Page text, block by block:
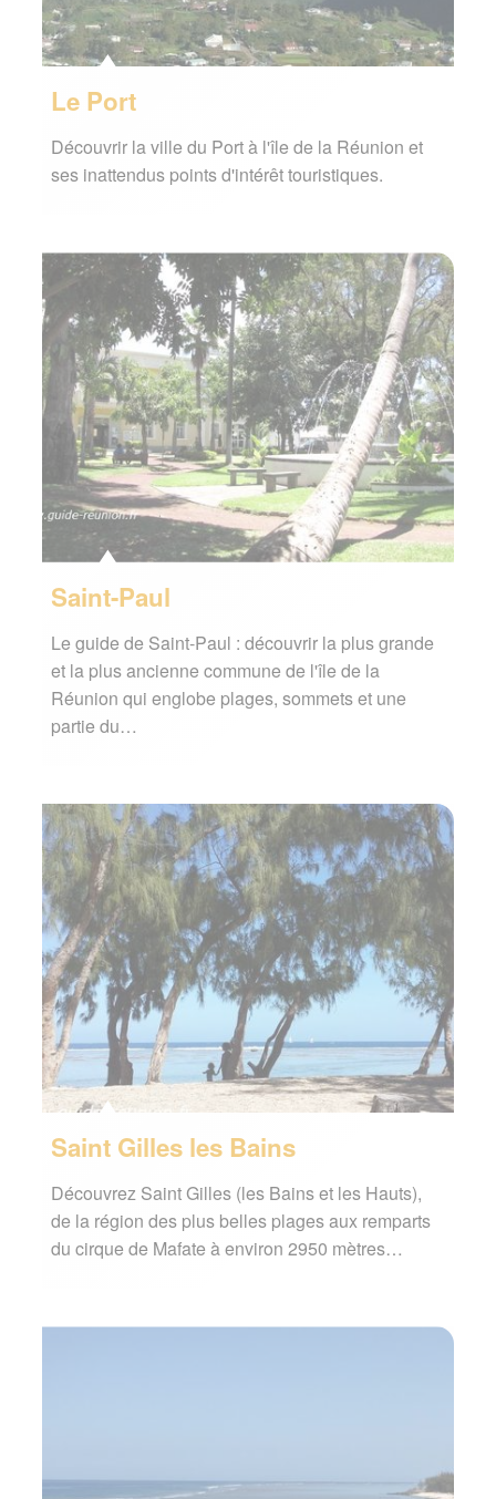
Le Port
Découvrir la ville du Port à l'île de la Réunion et
ses inattendus points d'intérêt touristiques.
Saint-Paul
Le guide de Saint-Paul : découvrir la plus grande
et la plus ancienne commune de l'île de la
Réunion qui englobe plages, sommets et une
partie du…
Saint Gilles les Bains
Découvrez Saint Gilles (les Bains et les Hauts),
de la région des plus belles plages aux remparts
du cirque de Mafate à environ 2950 mètres…